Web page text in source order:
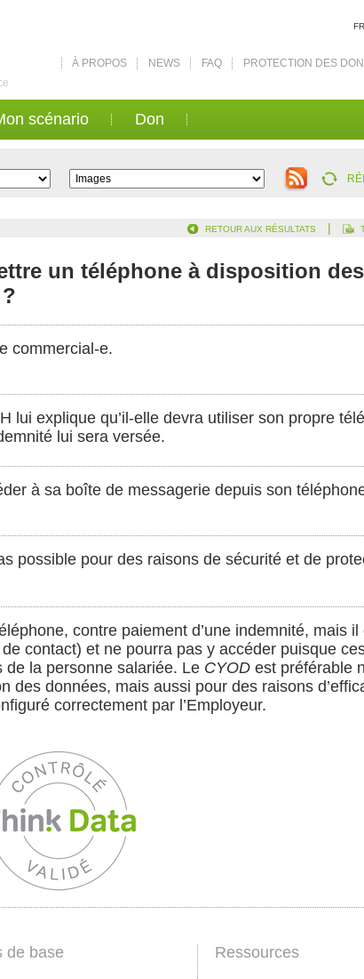
FR
À PROPOS NEWS FAQ PROTECTION DES
scénario Don
RETOUR AUX RÉSULTATS |
un téléphone à disposition
commercial-e.
lui explique qu’il-elle devra utiliser son propre
lui sera versée.
à sa boîte de messagerie depuis son
possible pour des raisons de sécurité et de
contre paiement d’une indemnité, mais
contact) et ne pourra pas y accéder puisque
la personne salariée. Le CYOD est préférable
des données, mais aussi pour des raisons
correctement par l’Employeur.
de base Ressources